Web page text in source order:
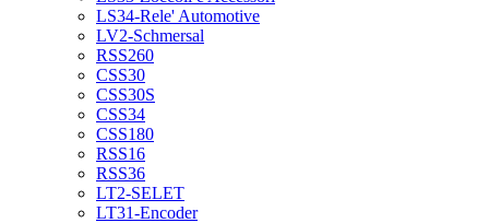
LS34-Rele' Automotive
LV2-Schmersal
RSS260
CSS30
CSS30S
CSS34
CSS180
RSS16
RSS36
LT2-SELET
LT31-Encoder